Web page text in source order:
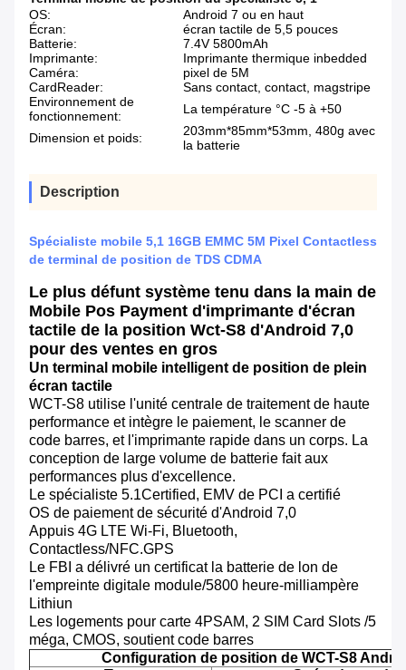
OS:
Android 7 ou en haut
Écran:
écran tactile de 5,5 pouces
Batterie:
7.4V 5800mAh
Imprimante:
Imprimante thermique inbedded
Caméra:
pixel de 5M
CardReader:
Sans contact, contact, magstripe
Environnement de
fonctionnement:
La température °C -5 à +50
Dimension et poids:
203mm*85mm*53mm, 480g avec
la batterie
Description
Spécialiste mobile 5,1 16GB EMMC 5M Pixel Contactless
de terminal de position de TDS CDMA
Le plus défunt système tenu dans la main de
Mobile Pos Payment d'imprimante d'écran
tactile de la position Wct-S8 d'Android 7,0
pour des ventes en gros
Un terminal mobile intelligent de position de plein
écran tactile
WCT-S8 utilise l'unité centrale de traitement de haute
performance et intègre le paiement, le scanner de
code barres, et l'imprimante rapide dans un corps. La
conception de large volume de batterie fait aux
performances plus d'excellence.
Le spécialiste 5.1Certified, EMV de PCI a certifié
OS de paiement de sécurité d'Android 7,0
Appuis 4G LTE Wi-Fi, Bluetooth,
Contactless/NFC.GPS
Le FBI a délivré un certificat la batterie de lon de
l'empreinte digitale module/5800 heure-milliampère
Lithiun
Les logements pour carte 4PSAM, 2 SIM Card Slots /5
méga, CMOS, soutient code barres
Configuration de position de WCT-S8